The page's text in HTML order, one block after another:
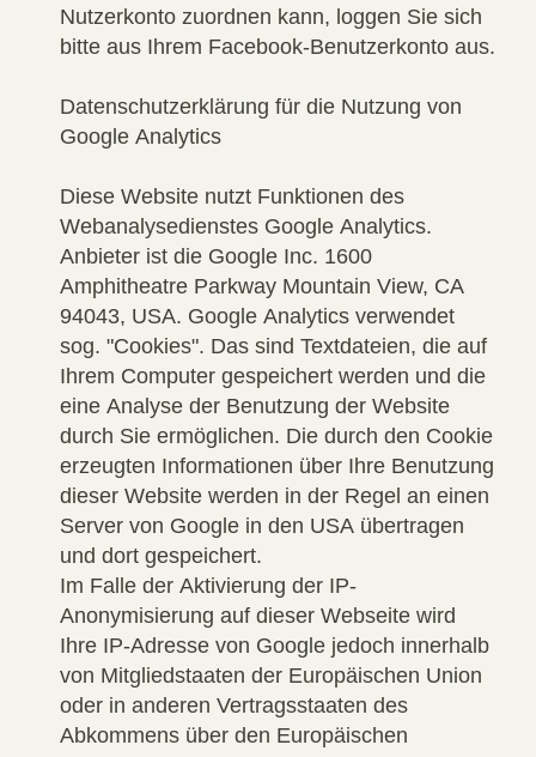
Nutzerkonto zuordnen kann, loggen Sie sich
bitte aus Ihrem Facebook-Benutzerkonto aus.
Datenschutzerklärung für die Nutzung von
Google Analytics
Diese Website nutzt Funktionen des
Webanalysedienstes Google Analytics.
Anbieter ist die Google Inc. 1600
Amphitheatre Parkway Mountain View, CA
94043, USA. Google Analytics verwendet
sog. "Cookies". Das sind Textdateien, die auf
Ihrem Computer gespeichert werden und die
eine Analyse der Benutzung der Website
durch Sie ermöglichen. Die durch den Cookie
erzeugten Informationen über Ihre Benutzung
dieser Website werden in der Regel an einen
Server von Google in den USA übertragen
und dort gespeichert.
Im Falle der Aktivierung der IP-
Anonymisierung auf dieser Webseite wird
Ihre IP-Adresse von Google jedoch innerhalb
von Mitgliedstaaten der Europäischen Union
oder in anderen Vertragsstaaten des
Abkommens über den Europäischen